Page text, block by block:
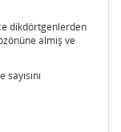
dikdörtgenlerden
almış ve